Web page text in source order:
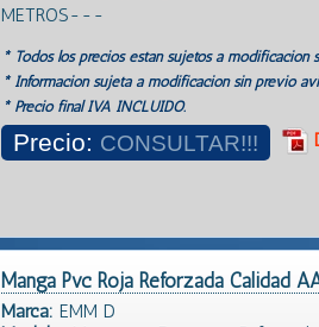
METROS---
* Todos los precios estan sujetos a modificación
* Información sujeta a modificación sin previo
* Precio final IVA INCLUIDO.
Precio: CONSULTAR!!!
Manga Pvc Roja Reforzada Calidad
Marca: EMM D